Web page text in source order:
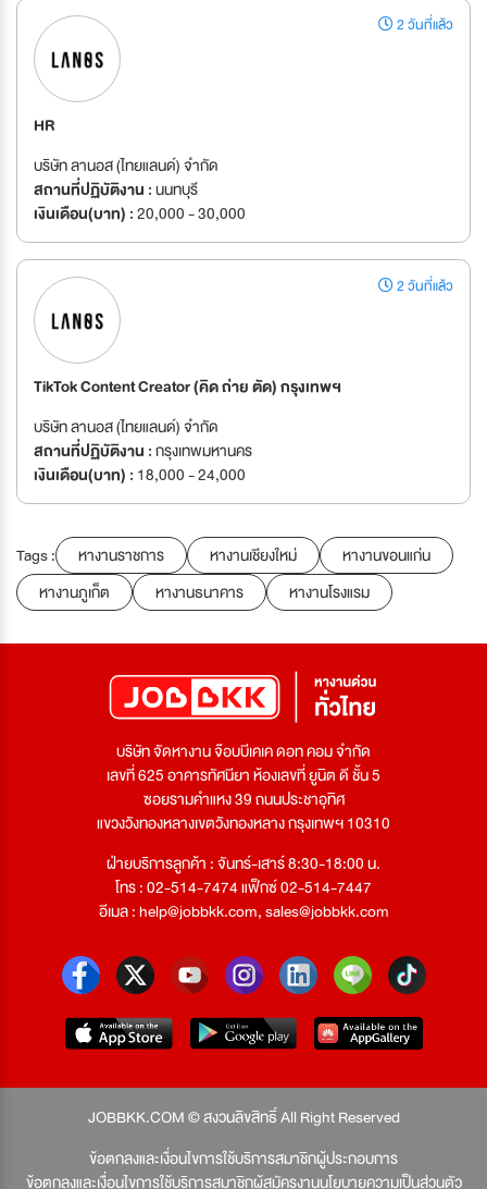
2 วันที่แล้ว
HR
บริษัท ลานอส (ไทยแลนด์) จำกัด
สถานที่ปฏิบัติงาน :นนทบุรี
เงินเดือน(บาท) :20,000 - 30,000
2 วันที่แล้ว
TikTok Content Creator (คิด ถ่าย ตัด) กรุงเทพฯ
บริษัท ลานอส (ไทยแลนด์) จำกัด
สถานที่ปฏิบัติงาน :กรุงเทพมหานคร
เงินเดือน(บาท) : 18,000 - 24,000
Tags : หางานราชการ หางานเชียงใหม่
หางานขอนแก่น
หางานภูเก็ต
หางานธนาคาร หางานโรงแรม
บริษัท จัดหางาน จ๊อบบีเคเค ดอท คอม จำกัด
เลขที่ 625 อาคารทัศนียา ห้องเลขที่ ยูนิต ดี ชั้น 5
ซอยรามคำแหง 39 ถนนประชาอุทิศ
แขวงวังทองหลางเขตวังทองหลาง กรุงเทพฯ 10310
ฝ่ายบริการลูกค้า : จันทร์-เสาร์ 8:30-18:00 น.
โทร : 02-514-7474 แฟ็กซ์ 02-514-7447
อีเมล :help@jobbkk.com,sales@jobbkk.com
JOBBKK.COM © สงวนลิขสิทธิ์ All Right Reserved
ข้อตกลงและเงื่อนไขการใช้บริการสมาชิกผู้ประกอบการ
ข้อตกลงและเงื่อนไขการใช้บริการสมาชิกผู้สมัครงานนโยบายความเป็นส่วนตัว